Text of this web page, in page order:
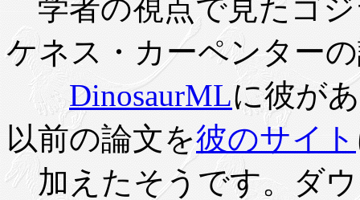
学者の視点で見たゴ
ケネス・カーペンター
DinosaurMLに彼が
以前の論文を彼のサイト
加えたそうです。ダウ